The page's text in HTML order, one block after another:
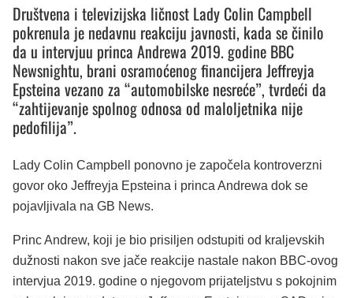
Društvena i televizijska ličnost Lady Colin Campbell
pokrenula je nedavnu reakciju javnosti, kada se činilo
da u intervjuu princa Andrewa 2019. godine BBC
Newsnightu, brani osramoćenog financijera Jeffreyja
Epsteina vezano za “automobilske nesreće”, tvrdeći da
“zahtijevanje spolnog odnosa od maloljetnika nije
pedofilija”.
Lady Colin Campbell ponovno je započela kontroverzni
govor oko Jeffreyja Epsteina i princa Andrewa dok se
pojavljivala na GB News.
Princ Andrew, koji je bio prisiljen odstupiti od kraljevskih
dužnosti nakon sve jače reakcije nastale nakon BBC-ovog
intervjua 2019. godine o njegovom prijateljstvu s pokojnim